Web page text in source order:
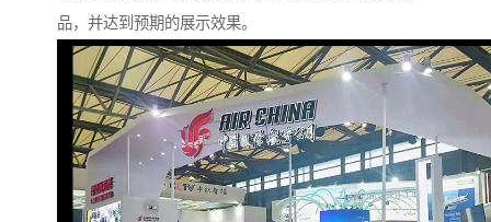
品，并达到预期的展示效果。